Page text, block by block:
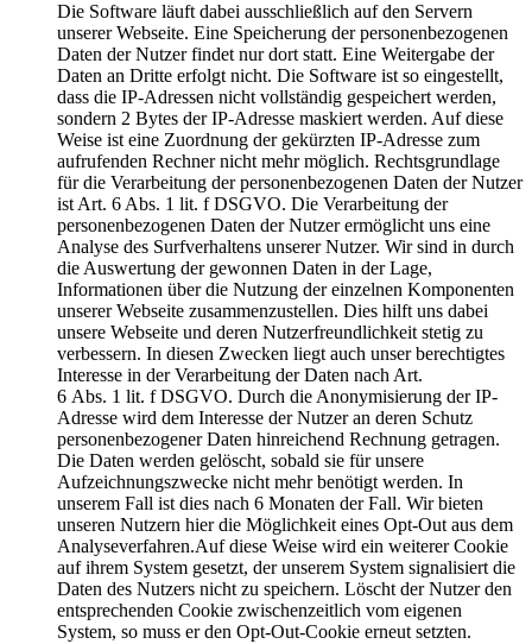
Die Software läuft dabei ausschließlich auf den Servern
unserer Webseite. Eine Speicherung der personenbezogenen
Daten der Nutzer findet nur dort statt. Eine Weitergabe der
Daten an Dritte erfolgt nicht. Die Software ist so eingestellt,
dass die IP-Adressen nicht vollständig gespeichert werden,
sondern 2 Bytes der IP-Adresse maskiert werden. Auf diese
Weise ist eine Zuordnung der gekürzten IP-Adresse zum
aufrufenden Rechner nicht mehr möglich. Rechtsgrundlage
für die Verarbeitung der personenbezogenen Daten der Nutzer
ist Art. 6 Abs. 1 lit. f DSGVO. Die Verarbeitung der
personenbezogenen Daten der Nutzer ermöglicht uns eine
Analyse des Surfverhaltens unserer Nutzer. Wir sind in durch
die Auswertung der gewonnen Daten in der Lage,
Informationen über die Nutzung der einzelnen Komponenten
unserer Webseite zusammenzustellen. Dies hilft uns dabei
unsere Webseite und deren Nutzerfreundlichkeit stetig zu
verbessern. In diesen Zwecken liegt auch unser berechtigtes
Interesse in der Verarbeitung der Daten nach Art.
6 Abs. 1 lit. f DSGVO. Durch die Anonymisierung der IP-
Adresse wird dem Interesse der Nutzer an deren Schutz
personenbezogener Daten hinreichend Rechnung getragen.
Die Daten werden gelöscht, sobald sie für unsere
Aufzeichnungszwecke nicht mehr benötigt werden. In
unserem Fall ist dies nach 6 Monaten der Fall. Wir bieten
unseren Nutzern hier die Möglichkeit eines Opt-Out aus dem
Analyseverfahren.Auf diese Weise wird ein weiterer Cookie
auf ihrem System gesetzt, der unserem System signalisiert die
Daten des Nutzers nicht zu speichern. Löscht der Nutzer den
entsprechenden Cookie zwischenzeitlich vom eigenen
System, so muss er den Opt-Out-Cookie erneut setzten.